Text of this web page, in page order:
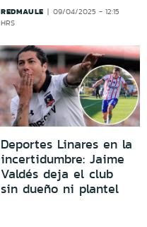
REDMAULE
09/04/2025 - 12:15
HRS
Deportes Linares en la
incertidumbre: Jaime
Valdés deja el club
sin dueño ni plantel